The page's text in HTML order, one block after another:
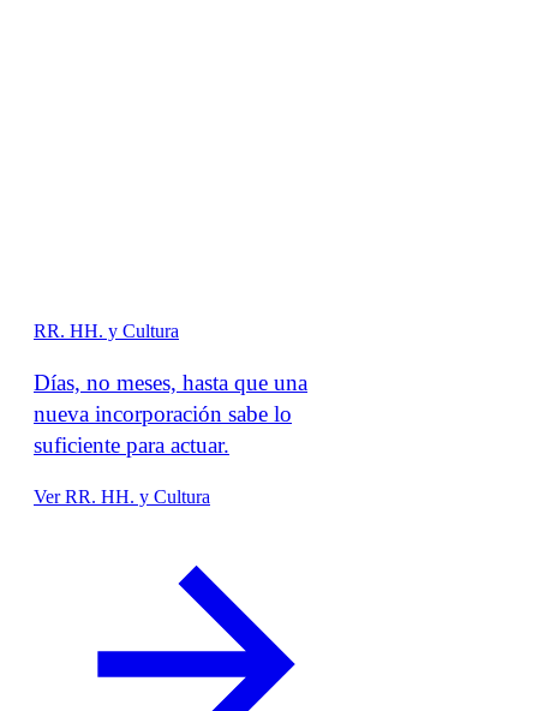
RR. HH. y Cultura
Días, no meses, hasta que una
nueva incorporación sabe lo
suficiente para actuar.
Ver RR. HH. y Cultura